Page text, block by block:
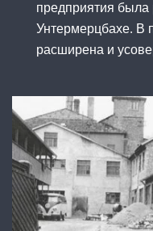
предприятия
Унтермерцбахе. В
расширена и